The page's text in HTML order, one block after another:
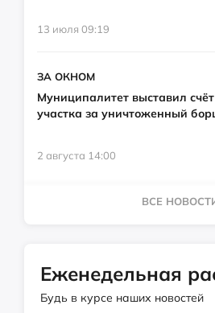
13 июля 09:19
ЗА ОКНОМ
Муниципалитет выставил
участка за уничтоженный
2 августа 14:00
ВСЕ
Еженедельная
Будь в курсе наших новостей